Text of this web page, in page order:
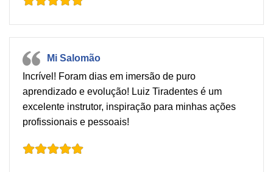
Mi Salomão
Incrível! Foram dias em imersão de puro
aprendizado e evolução! Luiz Tiradentes é um
excelente instrutor, inspiração para minhas ações
profissionais e pessoais!